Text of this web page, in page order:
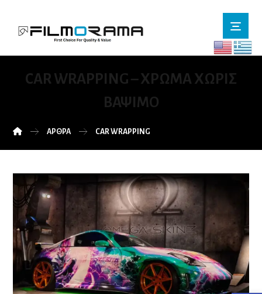
CAR WRAPPING – ΧΡΏΜΑ ΧΩΡΊΣ
ΒΆΨΙΜΟ
ΆΡΘΡΑ CAR WRAPPING